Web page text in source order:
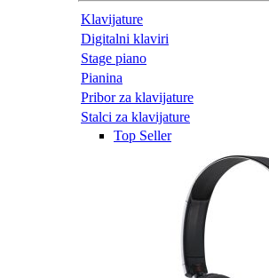
Klavijature
Digitalni klaviri
Stage piano
Pianina
Pribor za klavijature
Stalci za klavijature
Top Seller